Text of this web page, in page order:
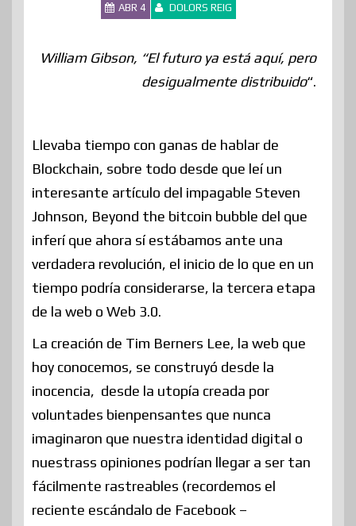
ABR 4 DOLORS REIG
William Gibson, “El futuro ya está aquí, pero
desigualmente distribuido“.
Llevaba tiempo con ganas de hablar de
Blockchain, sobre todo desde que leí un
interesante artículo del impagable Steven
Johnson, Beyond the bitcoin bubble del que
inferí que ahora sí estábamos ante una
verdadera revolución, el inicio de lo que en un
tiempo podría considerarse, la tercera etapa
de la web o Web 3.0.
La creación de Tim Berners Lee, la web que
hoy conocemos, se construyó desde la
inocencia, desde la utopía creada por
voluntades bienpensantes que nunca
imaginaron que nuestra identidad digital o
nuestrass opiniones podrían llegar a ser tan
fácilmente rastreables (recordemos el
reciente escándalo de Facebook –